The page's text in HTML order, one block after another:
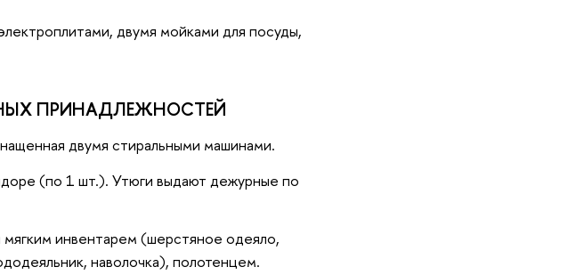
двумя мойками для посуды,
ПРИНАДЛЕЖНОСТЕЙ
двумя стиральными машинами.
(по 1 шт.). Утюги выдают дежурные по
инвентарем (шерстяное одеяло,
наволочка), полотенцем.